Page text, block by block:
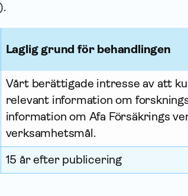
Laglig grund för behandlingen
Vårt berättigade intresse av att
relevant infor­mation om
infor­mation om Afa Försäkrings
verksamhets­mål.
15 år efter publicering